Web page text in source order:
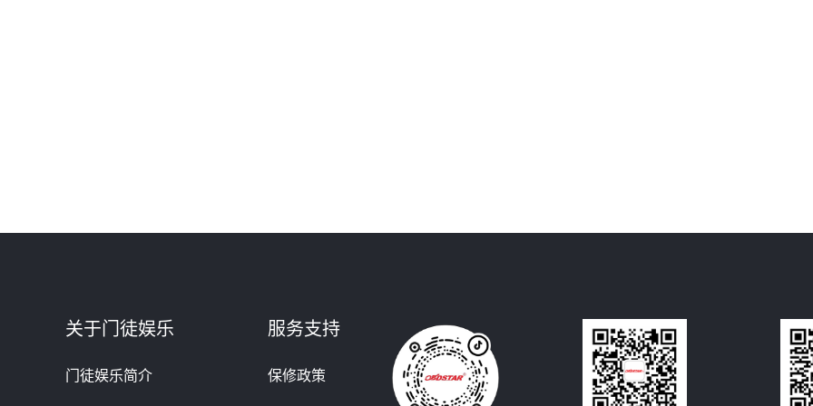
关于门徒娱乐
门徒娱乐简介
服务支持
保修政策